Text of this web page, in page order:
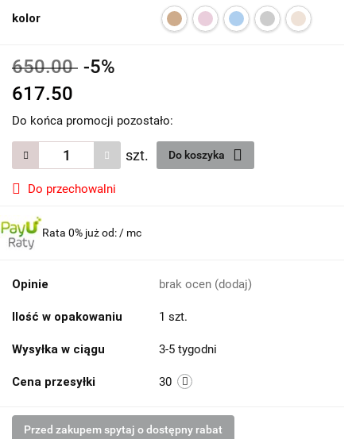
kolor
650.00 -5%
617.50
Do końca promocji pozostało:
szt. Do koszyka
Do przechowalni
Rata 0% już od:/ mc
Opinie brak ocen (dodaj)
Ilość w opakowaniu 1 szt.
Wysyłka w ciągu 3-5 tygodni
Cena przesyłki 30
Przed zakupem spytaj o dostępny rabat